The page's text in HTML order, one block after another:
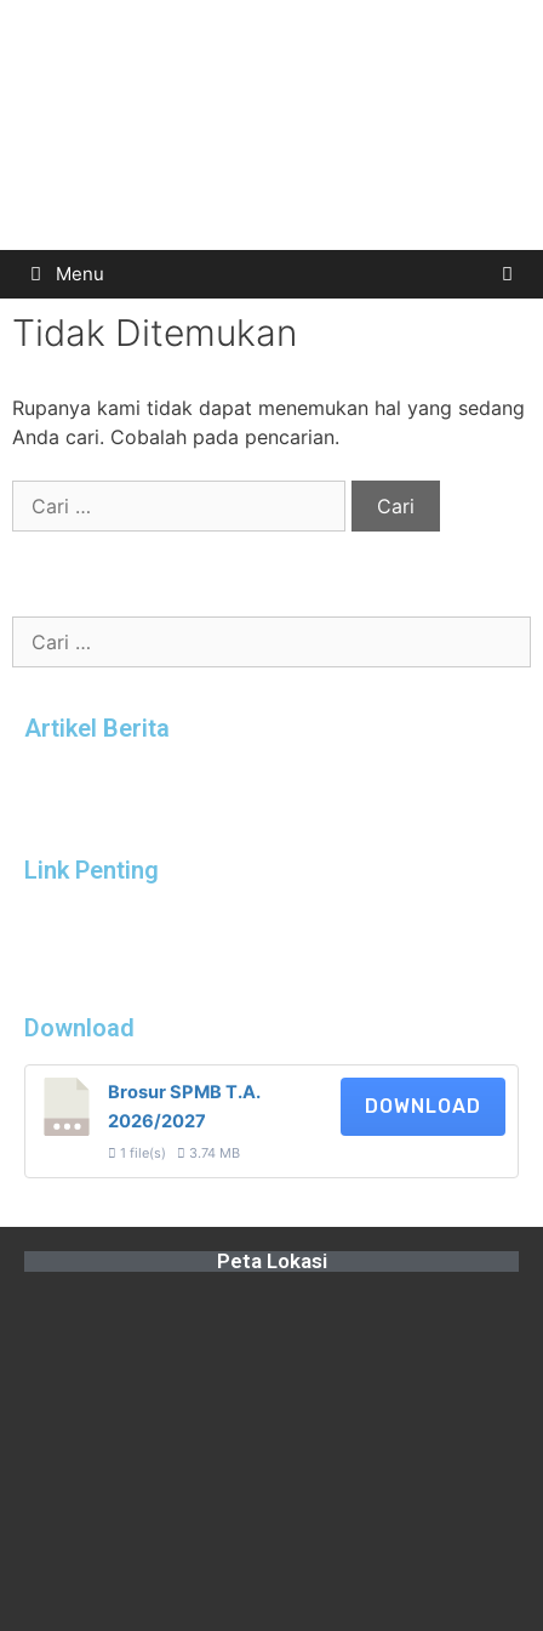
Menu
Tidak Ditemukan
Rupanya kami tidak dapat menemukan hal yang sedang
Anda cari. Cobalah pada pencarian.
Artikel Berita
Link Penting
Download
Brosur SPMB T.A.
2026/2027
1 file(s) 3.74 MB
DOWNLOAD
Peta Lokasi